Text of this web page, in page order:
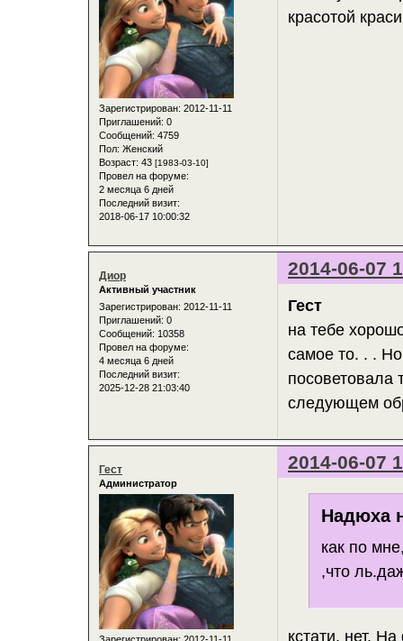
Зарегистрирован: 2012-11-11
Приглашений: 0
Сообщений: 4759
Пол: Женский
Возраст: 43 [1983-03-10]
Провел на форуме:
2 месяца 6 дней
Последний визит:
2018-06-17 10:00:32
красотой
2014-06-07
Диор
Активный участник
Зарегистрирован: 2012-11-11
Приглашений: 0
Сообщений: 10358
Провел на форуме:
4 месяца 6 дней
Последний визит:
2025-12-28 21:03:40
Гест
на тебе
самое то. . .
посоветовала
следующем
2014-06-07
Гест
Администратор
Надюха
как по
,что
кстати, нет.